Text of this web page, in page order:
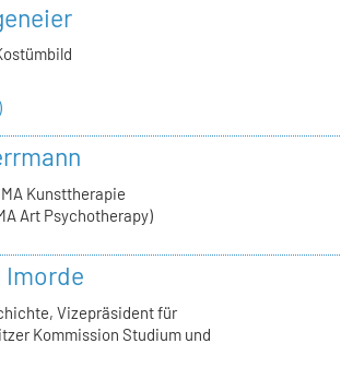
Kunsttherapie
Art Psychotherapy)
Imorde
Vizepräsident für
Kommission Studium und